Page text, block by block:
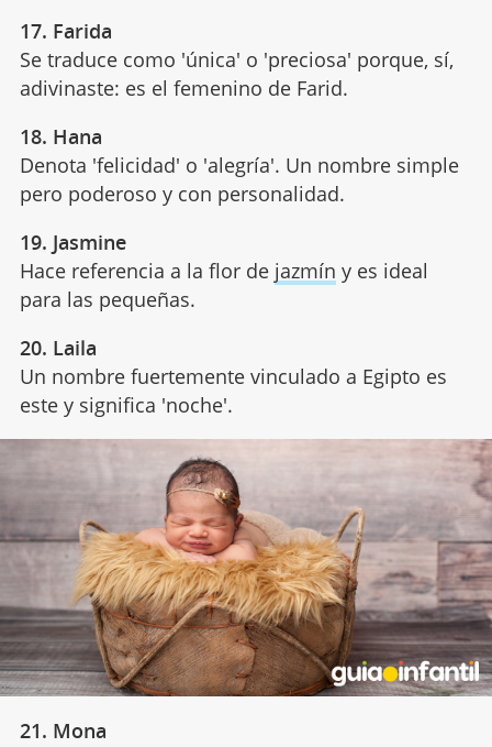
17. Farida
Se traduce como 'única' o 'preciosa' porque, sí,
adivinaste: es el femenino de Farid.
18. Hana
Denota 'felicidad' o 'alegría'. Un nombre simple
pero poderoso y con personalidad.
19. Jasmine
Hace referencia a la flor de jazmín y es ideal
para las pequeñas.
20. Laila
Un nombre fuertemente vinculado a Egipto es
este y significa 'noche'.
21. Mona